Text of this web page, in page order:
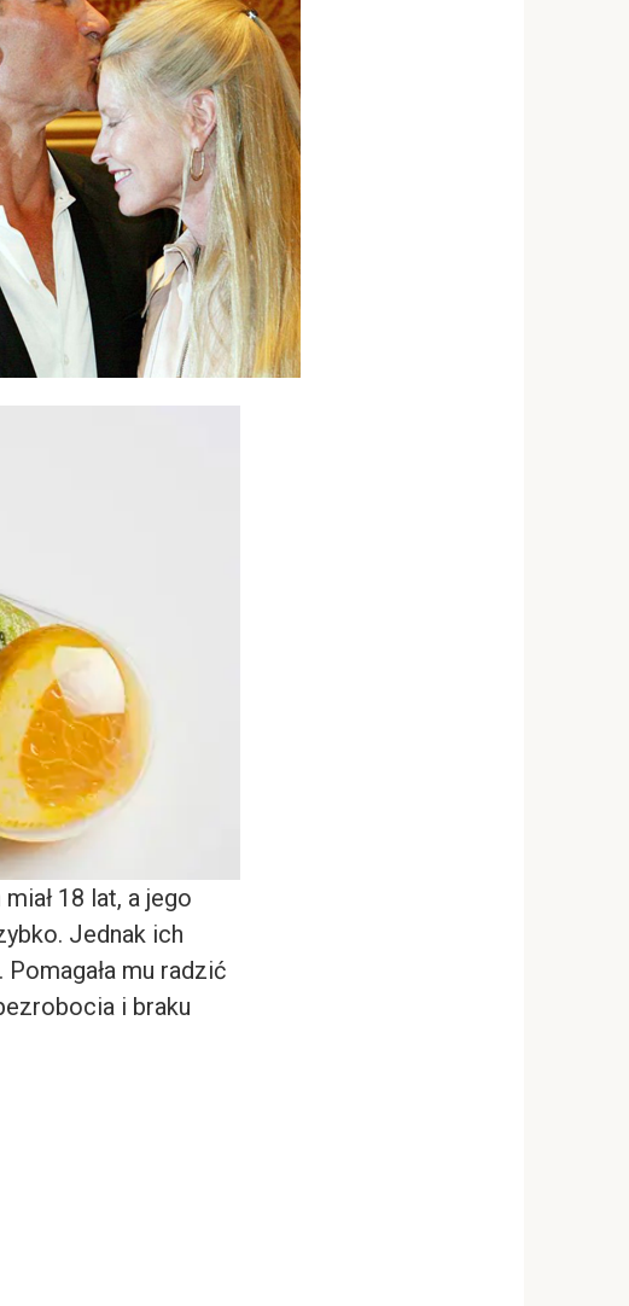
18 lat, a jego
Jednak ich
Pomagała mu radzić
i braku